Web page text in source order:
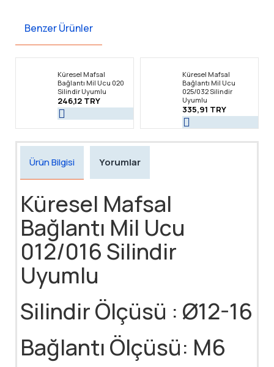
Benzer Ürünler
Küresel Mafsal
Bağlantı Mil Ucu 020
Silindir Uyumlu
246,12 TRY
Küresel Mafsal
Bağlantı Mil Ucu
025/032 Silindir
Uyumlu
335,91 TRY
Ürün Bilgisi Yorumlar
Küresel Mafsal
Bağlantı Mil Ucu
012/016 Silindir
Uyumlu
Silindir Ölçüsü : Ø12-16
Bağlantı Ölçüsü: M6